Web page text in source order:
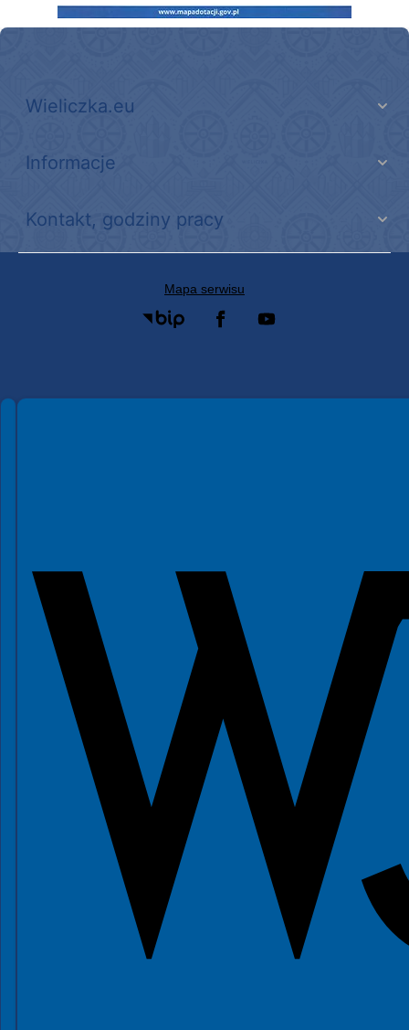
Wieliczka.eu
Informacje
Kontakt, godziny pracy
Mapa serwisu
Spełniamy standardy WCAG 2.2
Spełniamy standardy W3C